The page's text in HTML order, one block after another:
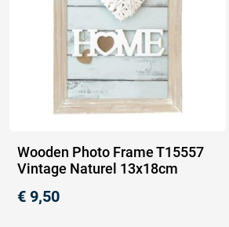
Wooden Photo Frame T15557
Vintage Naturel 13x18cm
€ 9,50